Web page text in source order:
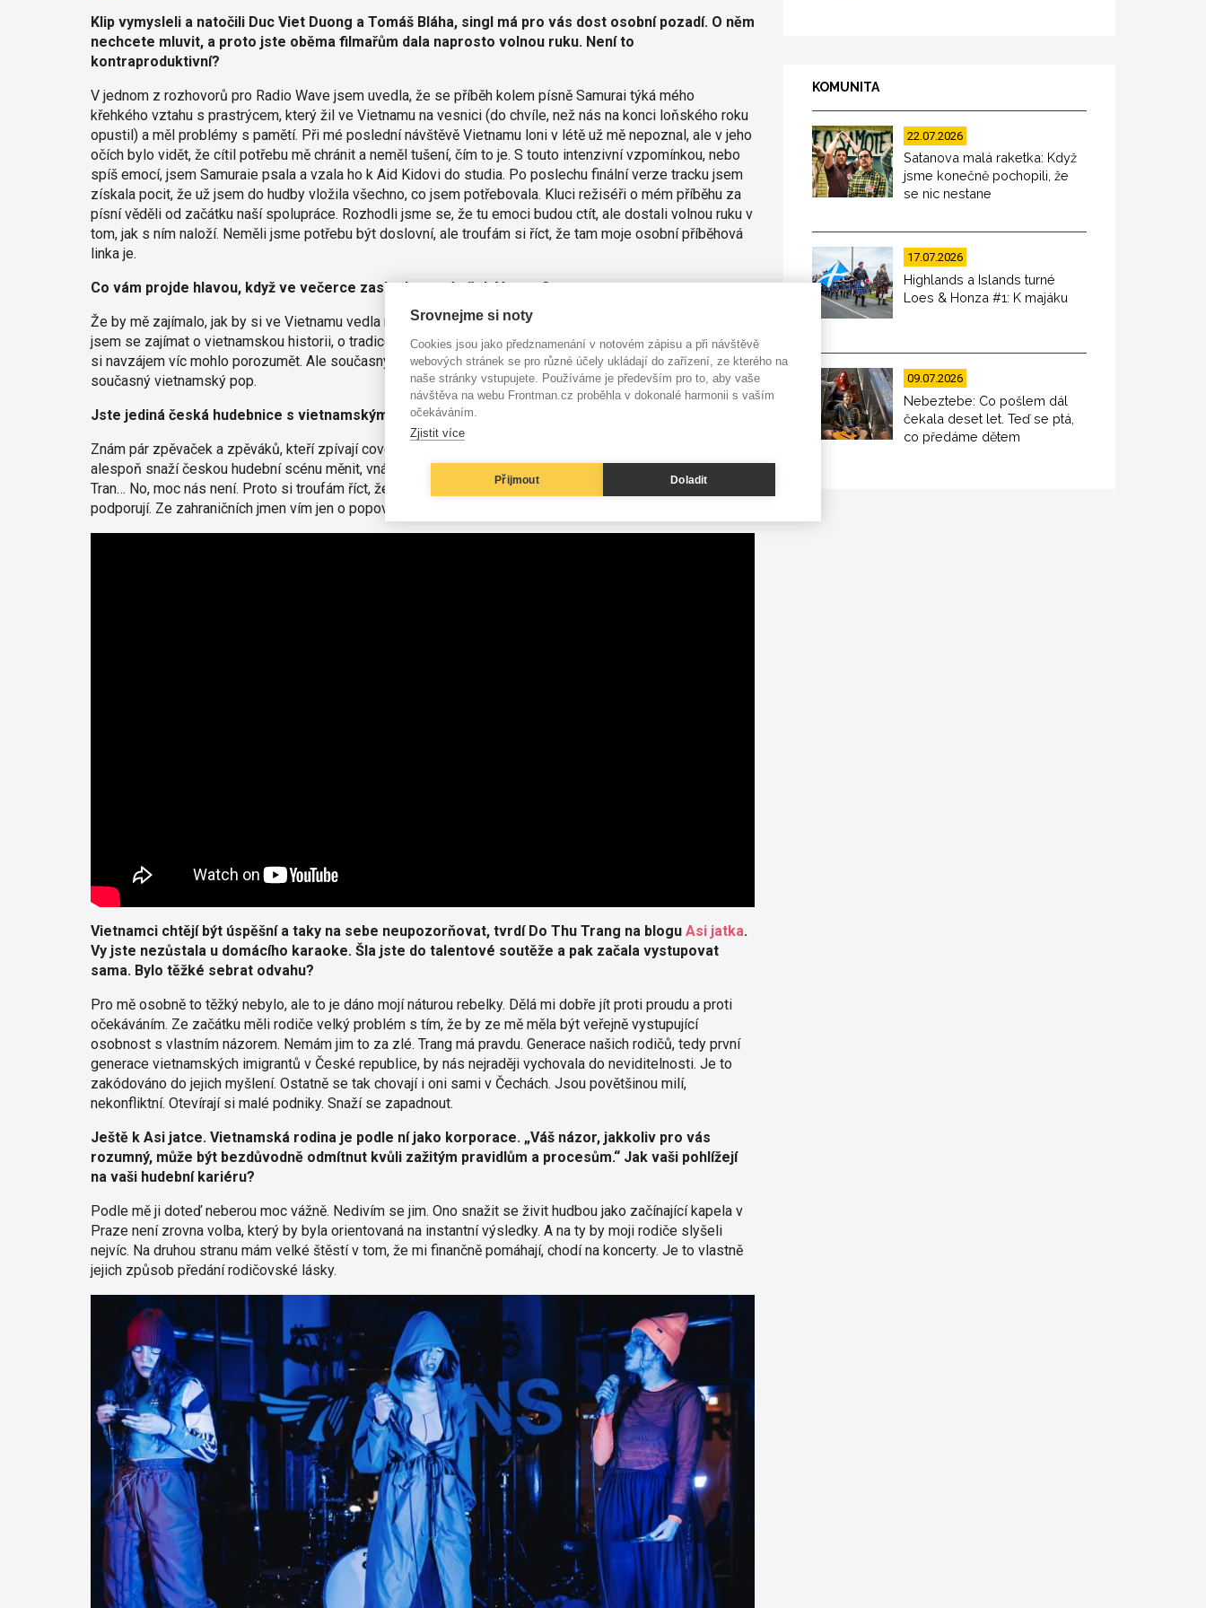
Klip vymysleli a natočili Duc Viet Duong a Tomáš Bláha, singl má pro vás dost osobní pozadí. O něm
nechcete mluvit, a proto jste oběma filmařům dala naprosto volnou ruku. Není to
kontraproduktivní?
V jednom z rozhovorů pro Radio Wave jsem uvedla, že se příběh kolem písně Samurai týká mého
křehkého vztahu s prastrýcem, který žil ve Vietnamu na vesnici (do chvíle, než nás na konci loňského roku
opustil) a měl problémy s pamětí. Při mé poslední návštěvě Vietnamu loni v létě už mě nepoznal, ale v jeho
očích bylo vidět, že cítil potřebu mě chránit a neměl tušení, čím to je. S touto intenzivní vzpomínkou, nebo
spíš emocí, jsem Samuraie psala a vzala ho k Aid Kidovi do studia. Po poslechu finální verze tracku jsem
získala pocit, že už jsem do hudby vložila všechno, co jsem potřebovala. Kluci režiséři o mém příběhu za
písní věděli od začátku naší spolupráce. Rozhodli jsme se, že tu emoci budou ctít, ale dostali volnou ruku v
tom, jak s ním naloží. Neměli jsme potřebu být doslovní, ale troufám si říct, že tam moje osobní příběhová
linka je.
Co vám projde hlavou, když ve večerce zaslechnete útržek V-popu?
Že by mě zajímalo, jak by si ve Vietnamu vedla moje hudba. A že vůbec neznám současný Vietnam. Začala
jsem se zajímat o vietnamskou historii, o tradice a hodnoty, které utvářely myšlení mých rodičů, abychom
si navzájem víc mohlo porozumět. Ale současný Vietnam nestíhám. Míjí mě. Vůbec třeba nevím, jaký je
současný vietnamský pop.
Jste jediná česká hudebnice s vietnamskými kořeny, o které jsem slyšel. Víte ještě o nějaké?
Znám pár zpěvaček a zpěváků, kteří zpívají covery. Vím o pár DJích a hudebnících z techno sféry, kteří se
alespoň snaží českou hudební scénu měnit, vnášet do ní čerstvý vítr. Pak vím o rapperovi jménem Anki
Tran… No, moc nás není. Proto si troufám říct, že mám silnou základnu Vietnamců, kteří mě v tvorbě
podporují. Ze zahraničních jmen vím jen o popové zpěvačce Griff z Velké Británie.
Vietnamci chtějí být úspěšní a taky na sebe neupozorňovat, tvrdí Do Thu Trang na blogu Asi jatka.
Vy jste nezůstala u domácího karaoke. Šla jste do talentové soutěže a pak začala vystupovat
sama. Bylo těžké sebrat odvahu?
Pro mě osobně to těžký nebylo, ale to je dáno mojí náturou rebelky. Dělá mi dobře jít proti proudu a proti
očekáváním. Ze začátku měli rodiče velký problém s tím, že by ze mě měla být veřejně vystupující
osobnost s vlastním názorem. Nemám jim to za zlé. Trang má pravdu. Generace našich rodičů, tedy první
generace vietnamských imigrantů v České republice, by nás nejraději vychovala do neviditelnosti. Je to
zakódováno do jejich myšlení. Ostatně se tak chovají i oni sami v Čechách. Jsou povětšinou milí,
nekonfliktní. Otevírají si malé podniky. Snaží se zapadnout.
Ještě k Asi jatce. Vietnamská rodina je podle ní jako korporace. „Váš názor, jakkoliv pro vás
rozumný, může být bezdůvodně odmítnut kvůli zažitým pravidlům a procesům.“ Jak vaši pohlížejí
na vaši hudební kariéru?
Podle mě ji doteď neberou moc vážně. Nedivím se jim. Ono snažit se živit hudbou jako začínající kapela v
Praze není zrovna volba, který by byla orientovaná na instantní výsledky. A na ty by moji rodiče slyšeli
nejvíc. Na druhou stranu mám velké štěstí v tom, že mi finančně pomáhají, chodí na koncerty. Je to vlastně
jejich způsob předání rodičovské lásky.
KOMUNITA
22.07.2026
Satanova malá raketka: Když
jsme konečně pochopili, že
se nic nestane
17.07.2026
Highlands a Islands turné
Loes & Honza #1: K majáku
09.07.2026
Nebeztebe: Co pošlem dál
čekala deset let. Teď se ptá,
co předáme dětem
Srovnejme si noty
Cookies jsou jako předznamenání v notovém zápisu a při návštěvě
webových stránek se pro různé účely ukládají do zařízení, ze kterého na
naše stránky vstupujete. Používáme je především pro to, aby vaše
návštěva na webu Frontman.cz proběhla v dokonalé harmonii s vaším
očekáváním.
Zjistit více
Přijmout Doladit